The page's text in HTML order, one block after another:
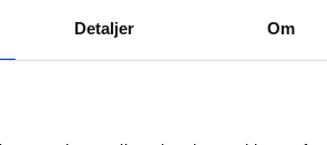
Detaljer Om